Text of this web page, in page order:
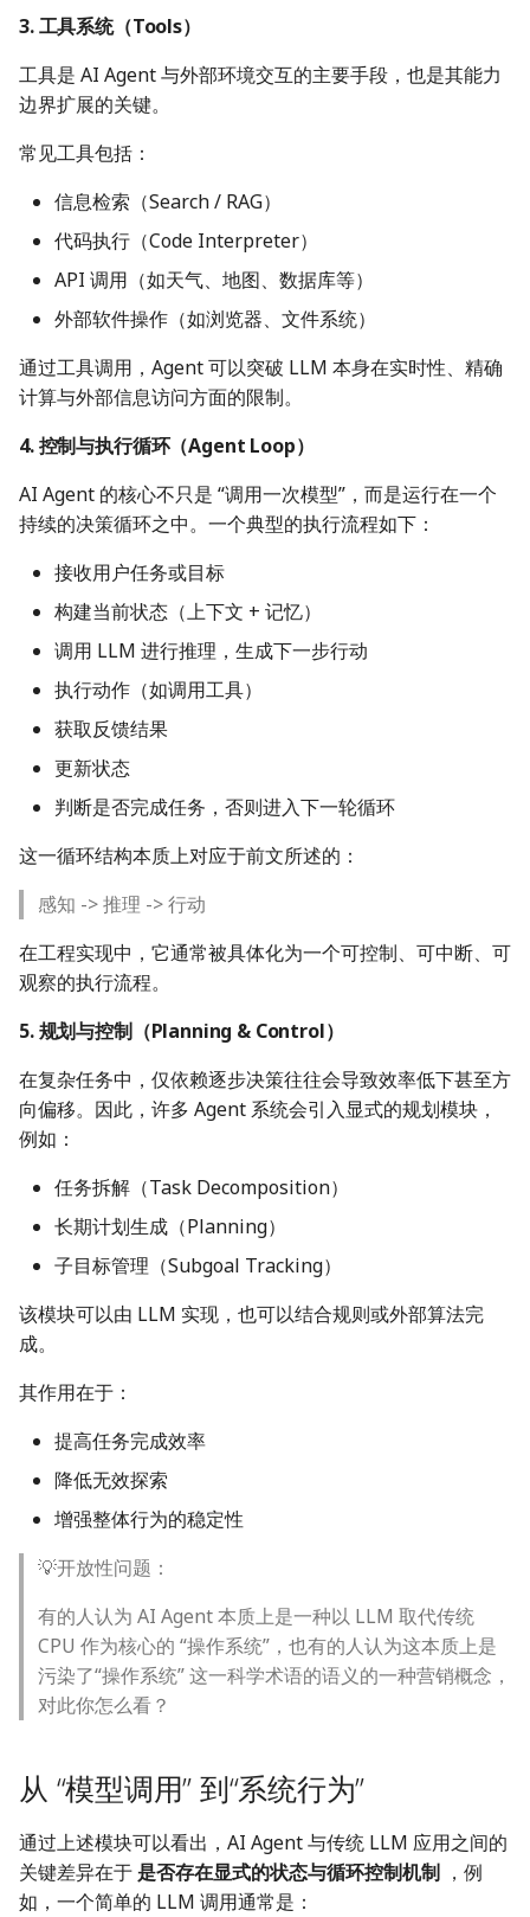
3. 工具系统（Tools）
工具是 AI Agent 与外部环境交互的主要手段，也是其能力
边界扩展的关键。
常见工具包括：
信息检索（Search / RAG）
代码执行（Code Interpreter）
API 调用（如天气、地图、数据库等）
外部软件操作（如浏览器、文件系统）
通过工具调用，Agent 可以突破 LLM 本身在实时性、精确
计算与外部信息访问方面的限制。
4. 控制与执行循环（Agent Loop）
AI Agent 的核心不只是 “调用一次模型”，而是运行在一个
持续的决策循环之中。一个典型的执行流程如下：
接收用户任务或目标
构建当前状态（上下文 + 记忆）
调用 LLM 进行推理，生成下一步行动
执行动作（如调用工具）
获取反馈结果
更新状态
判断是否完成任务，否则进入下一轮循环
这一循环结构本质上对应于前文所述的：
感知 -> 推理 -> 行动
在工程实现中，它通常被具体化为一个可控制、可中断、可
观察的执行流程。
5. 规划与控制（Planning & Control）
在复杂任务中，仅依赖逐步决策往往会导致效率低下甚至方
向偏移。因此，许多 Agent 系统会引入显式的规划模块，
例如：
任务拆解（Task Decomposition）
长期计划生成（Planning）
子目标管理（Subgoal Tracking）
该模块可以由 LLM 实现，也可以结合规则或外部算法完
成。
其作用在于：
提高任务完成效率
降低无效探索
增强整体行为的稳定性
💡开放性问题：
有的人认为 AI Agent 本质上是一种以 LLM 取代传统
CPU 作为核心的 “操作系统”，也有的人认为这本质上是
污染了“操作系统” 这一科学术语的语义的一种营销概念，
对此你怎么看？
从 “模型调用” 到“系统行为”
通过上述模块可以看出，AI Agent 与传统 LLM 应用之间的
关键差异在于是否存在显式的状态与循环控制机制 ，例
如，一个简单的 LLM 调用通常是：